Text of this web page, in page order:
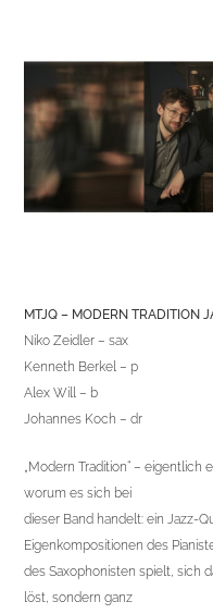
MTJQ – MODERN TRADITION
Niko Zeidler – sax
Kenneth Berkel – p
Alex Will – b
Johannes Koch – dr
„Modern Tradition“ – eigentlich
worum es sich bei
dieser Band handelt: ein Jazz-
Eigenkompositionen des
des Saxophonisten spielt, sich
löst, sondern ganz